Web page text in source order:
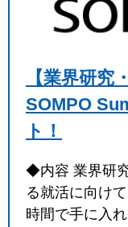
【業界研究
SOMPO
ト！
◆内容 業界研
る就活に向け
時間で手に入